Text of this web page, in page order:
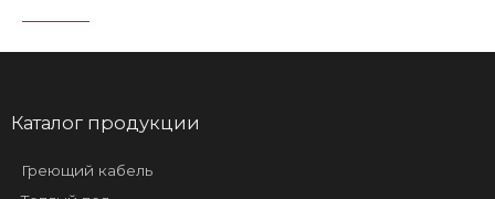
Каталог продукции
Греющий кабель